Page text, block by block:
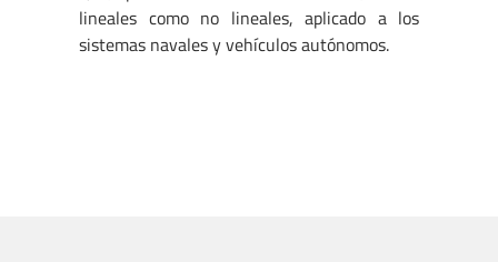
lineales como no lineales, aplicado a los
sistemas navales y vehículos autónomos.